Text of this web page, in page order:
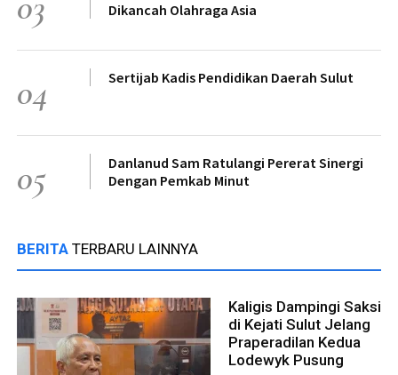
Dikancah Olahraga Asia
04 Sertijab Kadis Pendidikan Daerah Sulut
05
Danlanud Sam Ratulangi Pererat Sinergi
Dengan Pemkab Minut
BERITA TERBARU LAINNYA
Kaligis Dampingi Saksi
di Kejati Sulut Jelang
Praperadilan Kedua
Lodewyk Pusung